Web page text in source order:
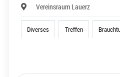
Vereinsraum Lauerz
Diverses Treffen